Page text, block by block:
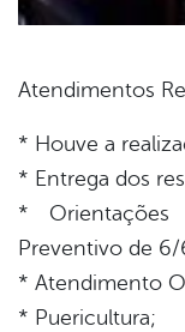
Atendimentos
* Houve a
* Entrega dos
* Orientações
Preventivo de 6/
* Atendimento
* Puericultura;